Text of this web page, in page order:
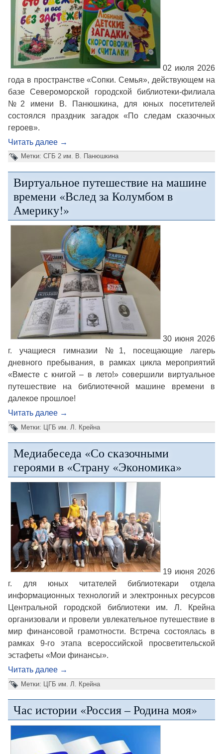
02 июля 2026
года в пространстве «Сопки. Семья», действующем на
базе Североморской городской библиотеки-филиала
№2 имени В. Панюшкина, для юных посетителей
состоялся праздник загадок «По следам сказочных
героев».
Читать далее →
Метки: СГБ 2 им. В. Панюшкина
Виртуальное путешествие на машине
времени «Вслед за Колумбом в
Америку!»
30 июня 2026
г. учащиеся гимназии №1, посещающие лагерь
дневного пребывания, в рамках цикла мероприятий
«Вместе с книгой – в лето!» совершили виртуальное
путешествие на библиотечной машине времени в
далекое прошлое!
Читать далее →
Метки: ЦГБ им. Л. Крейна
Медиабеседа «Со сказочными
героями в «Страну «Экономика»
19 июня 2026
г. для юных читателей библиотекари отдела
информационных технологий и электронных ресурсов
Центральной городской библиотеки им. Л. Крейна
организовали и провели увлекательное путешествие в
мир финансовой грамотности. Встреча состоялась в
рамках 9-го этапа всероссийской просветительской
эстафеты «Мои финансы».
Читать далее →
Метки: ЦГБ им. Л. Крейна
Час истории «Россия – Родина моя»